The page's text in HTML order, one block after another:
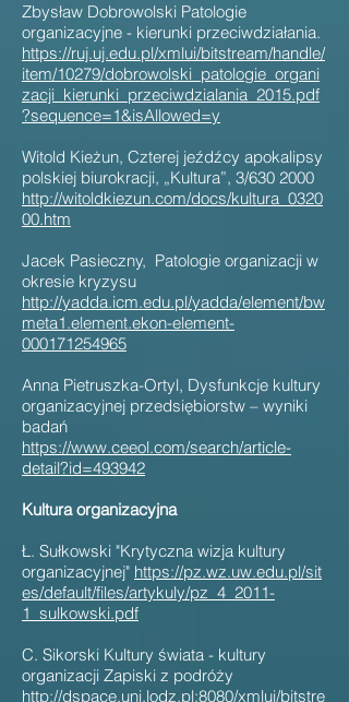
Zbysław Dobrowolski Patologie
organizacyjne - kierunki przeciwdziałania.
https://ruj.uj.edu.pl/xmlui/bitstream/handle/
item/10279/dobrowolski_patologie_organi
zacji_kierunki_przeciwdzialania_2015.pdf
?sequence=1&isAllowed=y
Witold Kieżun, Czterej jeźdźcy apokalipsy
polskiej biurokracji, „Kultura”, 3/630 2000
http://witoldkiezun.com/docs/kultura_0320
00.htm
Jacek Pasieczny, Patologie organizacji w
okresie kryzysu
http://yadda.icm.edu.pl/yadda/element/bw
meta1.element.ekon-element-
000171254965
Anna Pietruszka-Ortyl, Dysfunkcje kultury
organizacyjnej przedsiębiorstw – wyniki
badań
https://www.ceeol.com/search/article-
detail?id=493942
Kultura organizacyjna
Ł. Sułkowski "Krytyczna wizja kultury
organizacyjnej" https://pz.wz.uw.edu.pl/sit
es/default/files/artykuly/pz_4_2011-
1_sulkowski.pdf
C. Sikorski Kultury świata - kultury
organizacji Zapiski z podróży
http://dspace.uni.lodz.pl:8080/xmlui/bitstre